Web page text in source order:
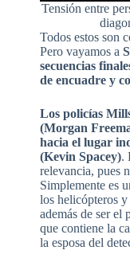
Tensión entre
Todos estos son
Pero vayamos a
secuencias
de encuadre y
Los policías
(Morgan
hacia el lugar
(Kevin Spacey).
relevancia, pues
Simplemente es
los helicópteros y
además de ser el
que contiene la
la esposa del